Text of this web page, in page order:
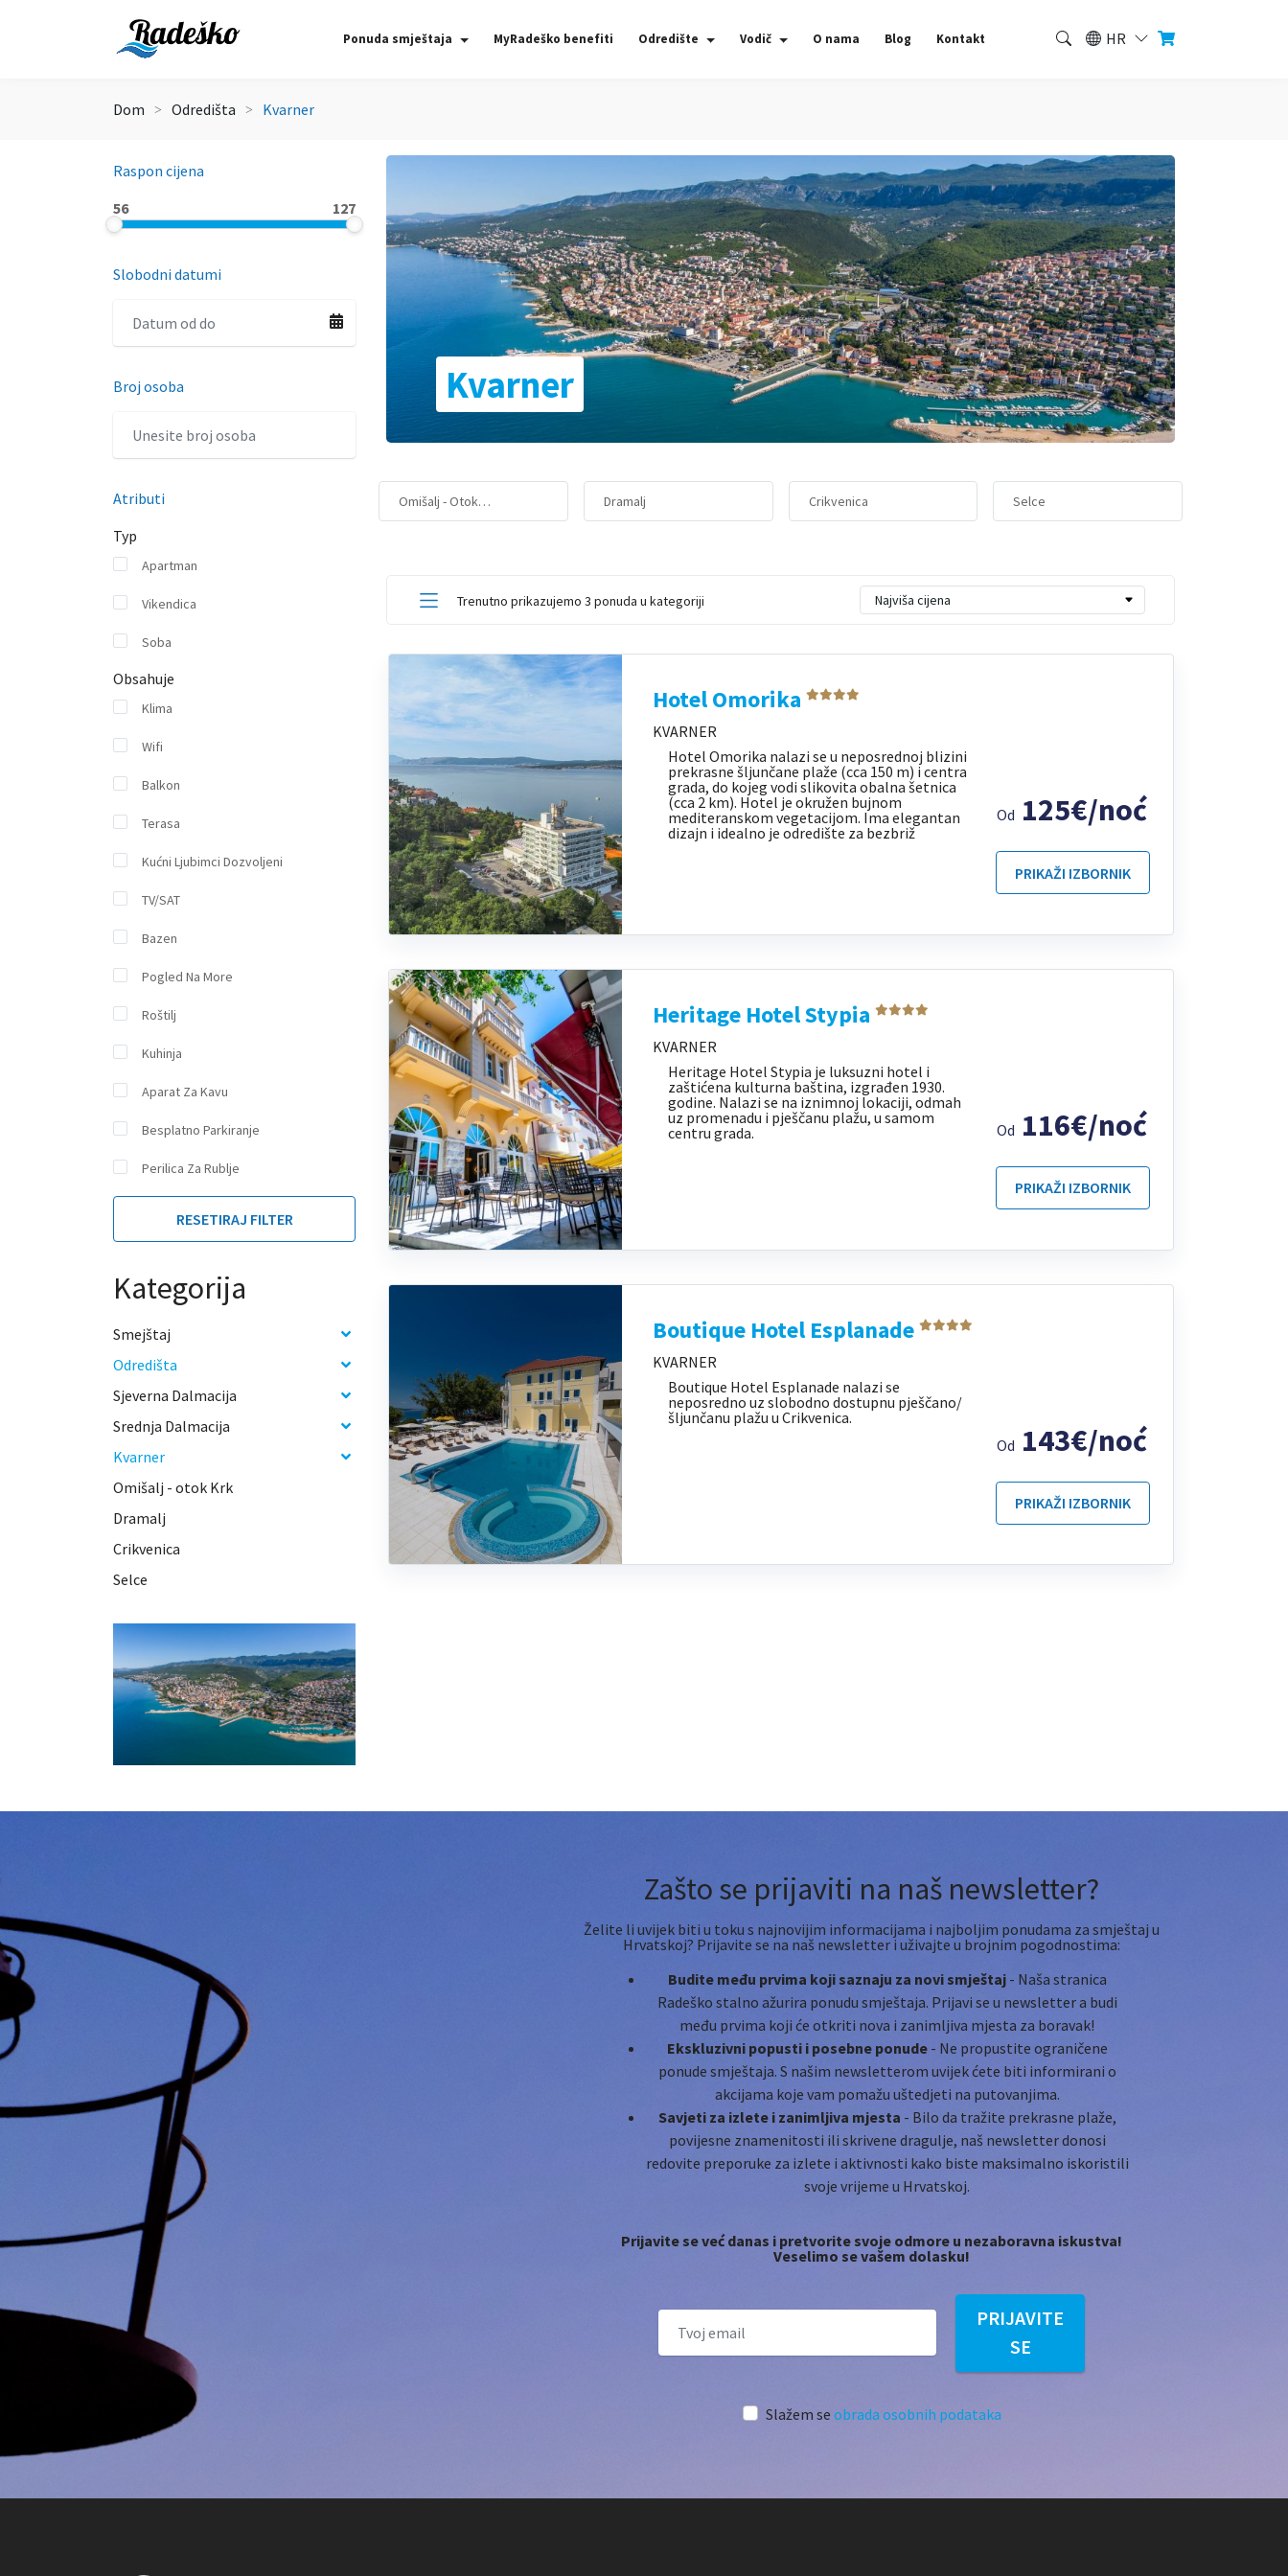
Ponuda smještaja MyRadeško benefiti Odredište Vodič O nama Blog Kontakt HR
Dom Odredišta Kvarner
Raspon cijena
56
127
Slobodni datumi
Broj osoba
Atributi
Typ
Apartman
Vikendica
Soba
Obsahuje
Klima
Wifi
Balkon
Terasa
Kućni Ljubimci Dozvoljeni
TV/SAT
Bazen
Pogled Na More
Roštilj
Kuhinja
Aparat Za Kavu
Besplatno Parkiranje
Perilica Za Rublje
RESETIRAJ FILTER
Kategorija
Smejštaj
Odredišta
Sjeverna Dalmacija
Srednja Dalmacija
Kvarner
Omišalj - otok Krk
Dramalj
Crikvenica
Selce
Kvarner
Omišalj - Otok… Dramalj Crikvenica Selce
Trenutno prikazujemo 3 ponuda u kategoriji
Hotel Omorika
KVARNER
Hotel Omorika nalazi se u neposrednoj blizini
prekrasne šljunčane plaže (cca 150 m) i centra
grada, do kojeg vodi slikovita obalna šetnica
(cca 2 km). Hotel je okružen bujnom
mediteranskom vegetacijom. Ima elegantan
dizajn i idealno je odredište za bezbriž
Od 125€/noć
PRIKAŽI IZBORNIK
Heritage Hotel Stypia
KVARNER
Heritage Hotel Stypia je luksuzni hotel i
zaštićena kulturna baština, izgrađen 1930.
godine. Nalazi se na iznimnoj lokaciji, odmah
uz promenadu i pješčanu plažu, u samom
centru grada.
Od 116€/noć
PRIKAŽI IZBORNIK
Boutique Hotel Esplanade
KVARNER
Boutique Hotel Esplanade nalazi se
neposredno uz slobodno dostupnu pješčano/
šljunčanu plažu u Crikvenica.
Od 143€/noć
PRIKAŽI IZBORNIK
Zašto se prijaviti na naš newsletter?
Želite li uvijek biti u toku s najnovijim informacijama i najboljim ponudama za smještaj u
Hrvatskoj? Prijavite se na naš newsletter i uživajte u brojnim pogodnostima:
Budite među prvima koji saznaju za novi smještaj- Naša stranica
Radeško stalno ažurira ponudu smještaja. Prijavi se u newsletter a budi
među prvima koji će otkriti nova i zanimljiva mjesta za boravak!
Ekskluzivni popusti i posebne ponude- Ne propustite ograničene
ponude smještaja. S našim newsletterom uvijek ćete biti informirani o
akcijama koje vam pomažu uštedjeti na putovanjima.
Savjeti za izlete i zanimljiva mjesta - Bilo da tražite prekrasne plaže,
povijesne znamenitosti ili skrivene dragulje, naš newsletter donosi
redovite preporuke za izlete i aktivnosti kako biste maksimalno iskoristili
svoje vrijeme u Hrvatskoj.
Prijavite se već danas i pretvorite svoje odmore u nezaboravna iskustva!
Veselimo se vašem dolasku!
PRIJAVITE
SE
Slažem se obrada osobnih podataka